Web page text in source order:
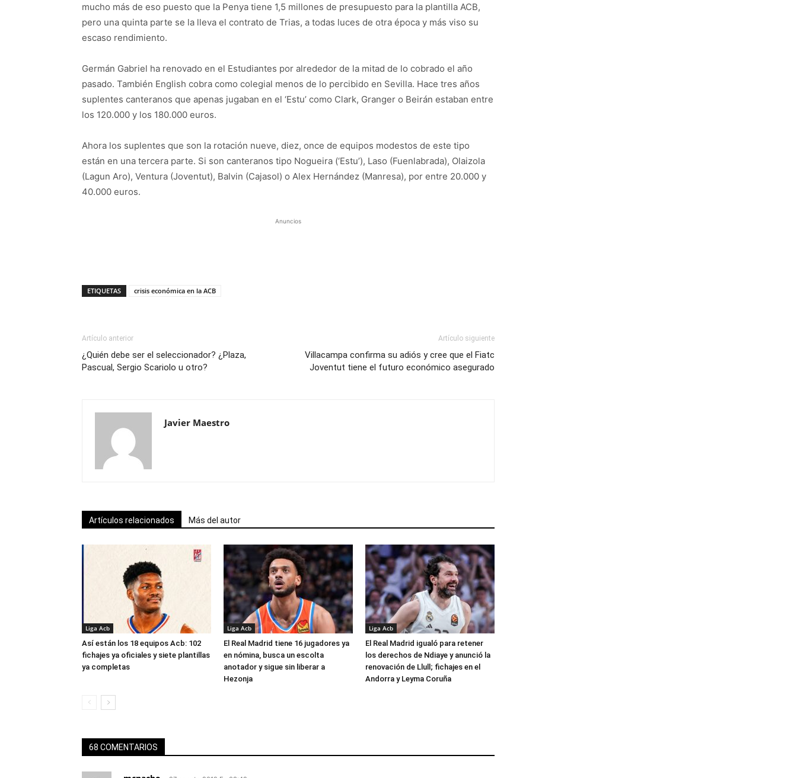
mucho más de eso puesto que la Penya tiene 1,5 millones de presupuesto para la plantilla ACB,
pero una quinta parte se la lleva el contrato de Trias, a todas luces de otra época y más viso su
escaso rendimiento.
Germán Gabriel ha renovado en el Estudiantes por alrededor de la mitad de lo cobrado el año
pasado. También English cobra como colegial menos de lo percibido en Sevilla. Hace tres años
suplentes canteranos que apenas jugaban en el ‘Estu’ como Clark, Granger o Beirán estaban entre
los 120.000 y los 180.000 euros.
Ahora los suplentes que son la rotación nueve, diez, once de equipos modestos de este tipo
están en una tercera parte. Si son canteranos tipo Nogueira (‘Estu’), Laso (Fuenlabrada), Olaizola
(Lagun Aro), Ventura (Joventut), Balvin (Cajasol) o Alex Hernández (Manresa), por entre 20.000 y
40.000 euros.
Anuncios
ETIQUETAS crisis económica en la ACB
Artículo anterior
¿Quién debe ser el seleccionador? ¿Plaza,
Pascual, Sergio Scariolo u otro?
Artículo siguiente
Villacampa confirma su adiós y cree que el Fiatc
Joventut tiene el futuro económico asegurado
Javier Maestro
Artículos relacionados Más del autor
Liga Acb
Así están los 18 equipos Acb: 102
fichajes ya oficiales y siete plantillas
ya completas
Liga Acb
El Real Madrid tiene 16 jugadores ya
en nómina, busca un escolta
anotador y sigue sin liberar a
Hezonja
Liga Acb
El Real Madrid igualó para retener
los derechos de Ndiaye y anunció la
renovación de Llull; fichajes en el
Andorra y Leyma Coruña
68 COMENTARIOS